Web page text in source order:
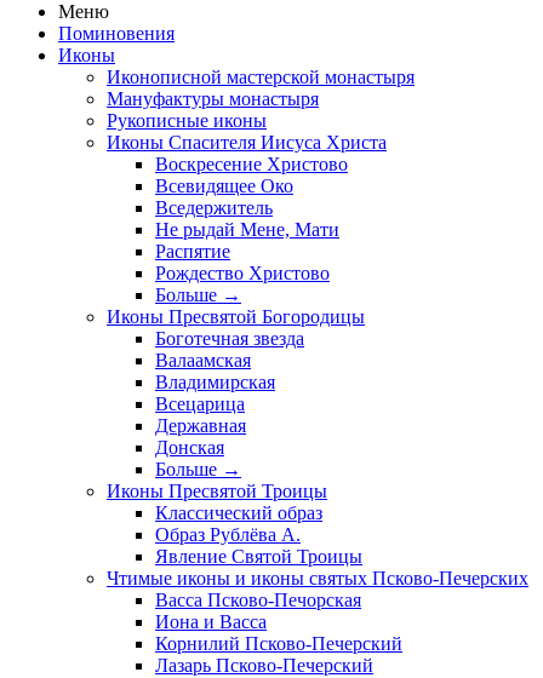
Меню
Поминовения
Иконы
Иконописной мастерской монастыря
Мануфактуры монастыря
Рукописные иконы
Иконы Спасителя Иисуса Христа
Воскресение Христово
Всевидящее Око
Вседержитель
Не рыдай Мене, Мати
Распятие
Рождество Христово
Больше →
Иконы Пресвятой Богородицы
Боготечная звезда
Валаамская
Владимирская
Всецарица
Державная
Донская
Больше →
Иконы Пресвятой Троицы
Классический образ
Образ Рублёва А.
Явление Святой Троицы
Чтимые иконы и иконы святых Псково-Печерских
Васса Псково-Печорская
Иона и Васса
Корнилий Псково-Печерский
Лазарь Псково-Печерский